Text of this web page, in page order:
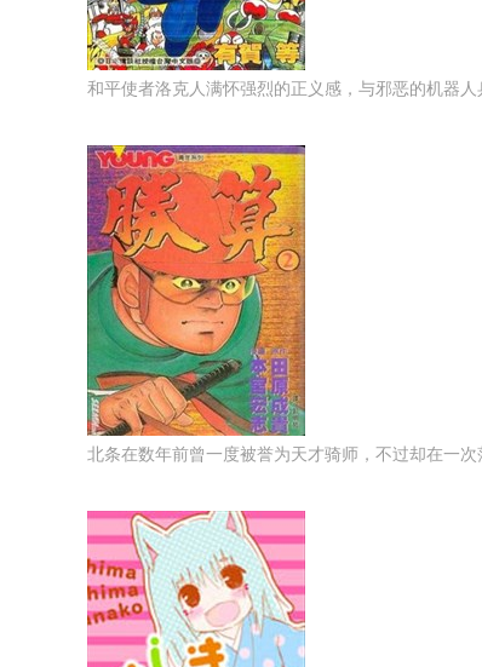
和平使者洛克人满怀强烈的正义感，与邪恶的机器
北条在数年前曾一度被誉为天才骑师，不过却在一